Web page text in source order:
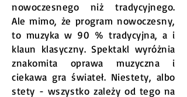
nowoczesnego niż tradycyjnego.
Ale mimo, że program nowoczesny,
to muzyka w 90 % tradycyjna, a i
klaun klasyczny. Spektakl wyróżnia
znakomita oprawa muzyczna i
ciekawa gra świateł. Niestety, albo
stety - wszystko zależy od tego na